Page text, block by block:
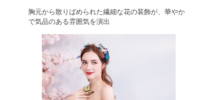
胸元から散りばめられた繊細な花の装飾が、華やか
で気品のある雰囲気を演出